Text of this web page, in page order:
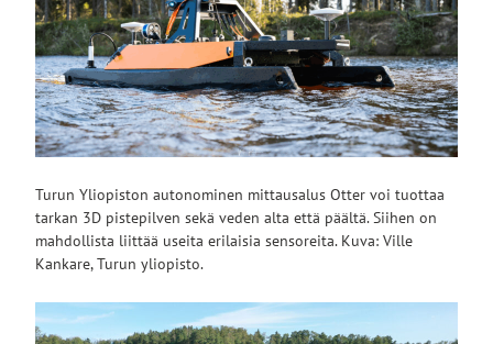
Turun Yliopiston autonominen mittausalus Otter voi tuottaa
tarkan 3D pistepilven sekä veden alta että päältä. Siihen on
mahdollista liittää useita erilaisia sensoreita. Kuva: Ville
Kankare, Turun yliopisto.